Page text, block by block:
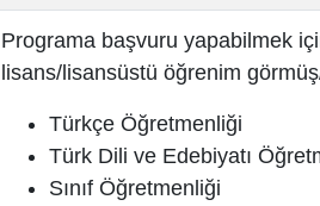
Programa başvuru yapabilmek
lisans/lisansüstü öğrenim
Türkçe Öğretmenliği
Türk Dili ve Edebiyatı
Sınıf Öğretmenliği